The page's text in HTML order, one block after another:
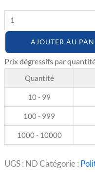
AJOUTER AU
Quantité
10 - 99
100 - 999
1000 - 10000
UGS : NDCatégorie :